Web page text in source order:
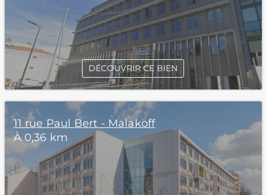
DÉCOUVRIR CE BIEN
11 rue Paul Bert - Malakoff
À 0,36 km